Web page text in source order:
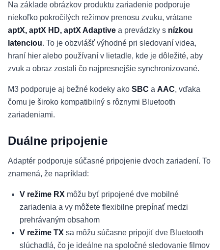
Na základe obrázkov produktu zariadenie podporuje
niekoľko pokročilých režimov prenosu zvuku, vrátane
aptX, aptX HD, aptX Adaptive a prevádzky s nízkou
latenciou. To je obzvlášť výhodné pri sledovaní videa,
hraní hier alebo používaní v lietadle, kde je dôležité, aby
zvuk a obraz zostali čo najpresnejšie synchronizované.
M3 podporuje aj bežné kodeky ako SBC a AAC, vďaka
čomu je široko kompatibilný s rôznymi Bluetooth
zariadeniami.
Duálne pripojenie
Adaptér podporuje súčasné pripojenie dvoch zariadení. To
znamená, že napríklad:
V režime RX môžu byť pripojené dve mobilné
zariadenia a vy môžete flexibilne prepínať medzi
prehrávaným obsahom
V režime TX sa môžu súčasne pripojiť dve Bluetooth
slúchadlá, čo je ideálne na spoločné sledovanie filmov